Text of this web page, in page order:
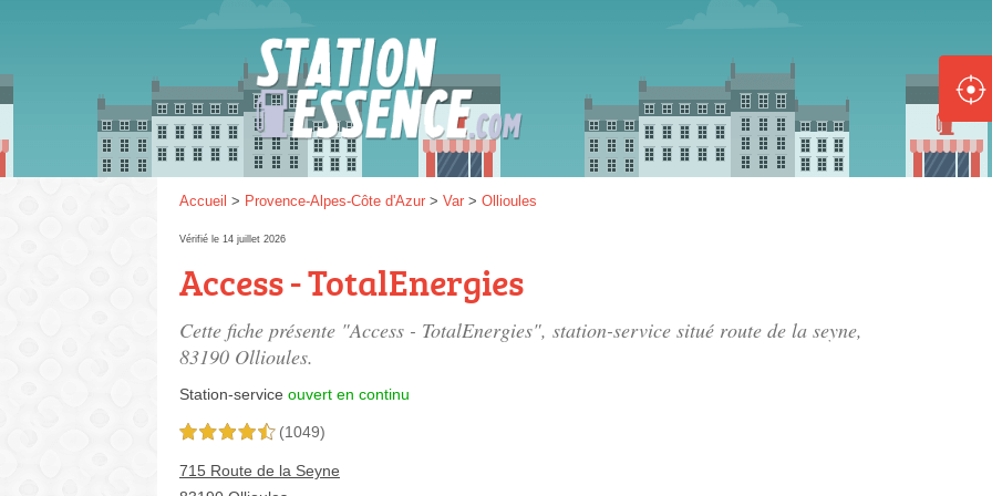
Accueil > Provence-Alpes-Côte d'Azur > Var > Ollioules
Vérifié le 14 juillet 2026
Access - TotalEnergies
Cette fiche présente "Access - TotalEnergies", station-service situé route de la seyne,
83190 Ollioules.
Station-service ouvert en continu
4,5 étoiles sur 5 (1049)
715 Route de la Seyne
Gazole :
Disponible Épuisé
SP 98 :
SP 95 :
Disponible Épuisé